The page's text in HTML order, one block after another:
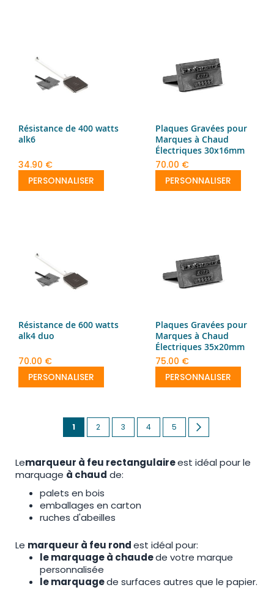
Résistance de 400 watts
alk6
34.90 €
PERSONNALISER
Plaques Gravées pour
Marques à Chaud
Électriques 30x16mm
70.00 €
PERSONNALISER
Résistance de 600 watts
alk4 duo
70.00 €
PERSONNALISER
Plaques Gravées pour
Marques à Chaud
Électriques 35x20mm
75.00 €
PERSONNALISER
Page
You're
reading
page
1 Page
2 Page
3 Page
4 Page
5
Lemarqueur à feu rectangulaireest idéal pour le
marquage à chaud de:
palets en bois
emballages en carton
ruches d'abeilles
Le marqueur à feu rondest idéal pour:
le marquage à chaudede votre marque
personnalisée
le marquagede surfaces autres que le papier.